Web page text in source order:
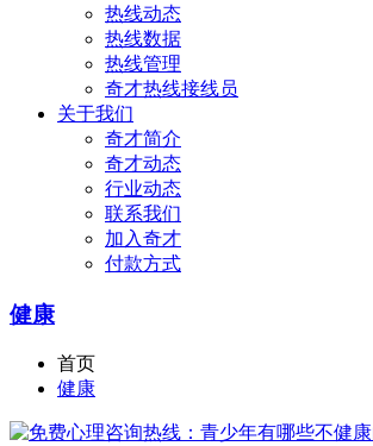
热线动态
热线数据
热线管理
奇才热线接线员
关于我们
奇才简介
奇才动态
行业动态
联系我们
加入奇才
付款方式
健康
首页
健康